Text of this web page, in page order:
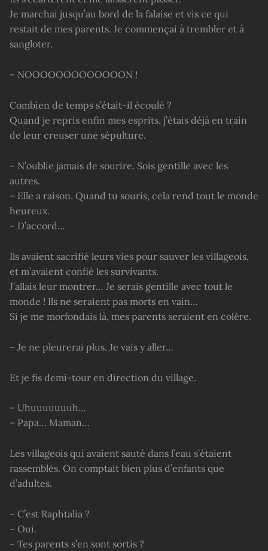
Je marchai jusqu’au bord de la falaise et vis ce qui
restait de mes parents. Je commençai à trembler et à
sangloter.
– NOOOOOOOOOOOOON !
Combien de temps s’était-il écoulé ?
Quand je repris enfin mes esprits, j’étais déjà en train
de leur creuser une sépulture.
– N’oublie jamais de sourire. Sois gentille avec les
autres.
– Elle a raison. Quand tu souris, cela rend tout le monde
heureux.
– D’accord…
Ils avaient sacrifié leurs vies pour sauver les villageois,
et m’avaient confié les survivants.
J’allais leur montrer… Je serais gentille avec tout le
monde ! Ils ne seraient pas morts en vain…
Si je me morfondais là, mes parents seraient en colère.
– Je ne pleurerai plus. Je vais y aller…
Et je fis demi-tour en direction du village.
– Uhuuuuuuuh…
– Papa… Maman…
Les villageois qui avaient sauté dans l’eau s’étaient
rassemblés. On comptait bien plus d’enfants que
d’adultes.
– C’est Raphtalia ?
– Oui.
– Tes parents s’en sont sortis ?